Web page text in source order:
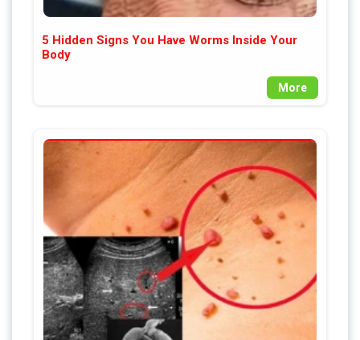
5 Hidden Signs You Have Worms Inside Your
Body
More